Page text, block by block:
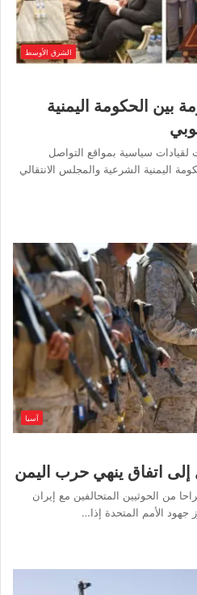
الشرق الأوسط
بين الحكومة اليمنية
لقيادات سياسية بمواقع التواصل
اليمنية الشرعية والمجلس الانتقالي
آسيا
إلى اتفاق ينهي حرب اليمن
من الحوثيين المتحالفين مع إيران
جهود الأمم المتحدة إذا…